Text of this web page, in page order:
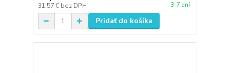
31,57 € bez DPH 3-7 dní
Pridať do košíka